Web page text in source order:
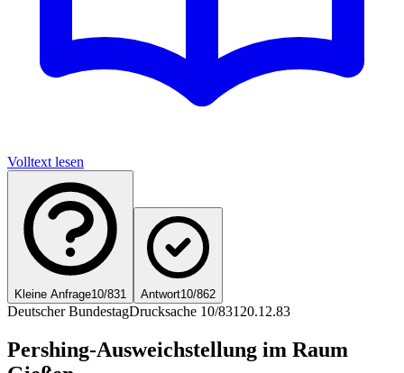
Volltext lesen
Kleine Anfrage10/831 Antwort10/862
Deutscher BundestagDrucksache 10/831 20.12.83
Pershing-Ausweichstellung im Raum